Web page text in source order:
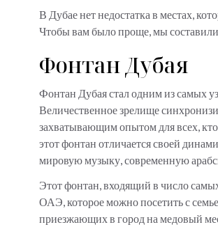
В Дубае нет недостатка в местах,
Чтобы вам было проще, мы
Фонтан Дубая
Фонтан Дубая стал одним из самых
Величественное зрелище
захватывающим опытом для всех,
этот фонтан отличается своей
мировую музыку, современную
Этот фонтан, входящий в число
ОАЭ, которое можно посетить с
приезжающих в город на медовый